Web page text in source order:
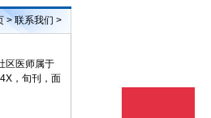
>联系我们 >
区医师属于
，旬刊，面